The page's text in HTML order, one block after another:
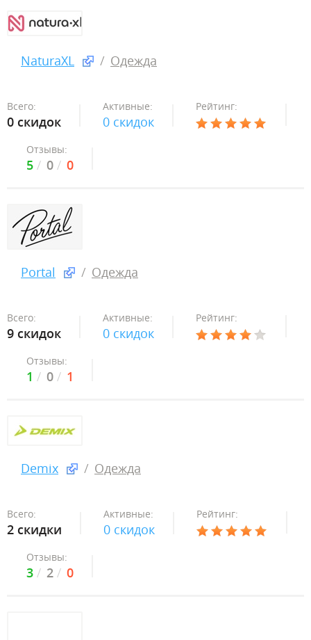
NaturaXL Одежда
Всего:
0 скидок
Активные:
0 скидок
Рейтинг:
Отзывы:
5 0 0
Portal Одежда
Всего:
9 скидок
Активные:
0 скидок
Рейтинг:
Отзывы:
1 0 1
Demix Одежда
Всего:
2 скидки
Активные:
0 скидок
Рейтинг:
Отзывы:
3 2 0